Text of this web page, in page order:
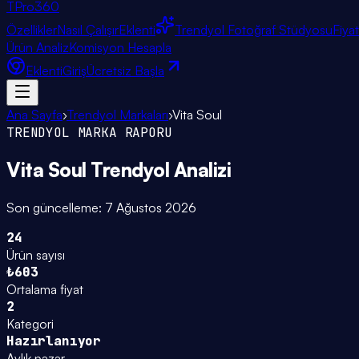
TPro360
ÖzelliklerNasıl ÇalışırEklenti Trendyol Fotoğraf Stüdyosu
Ürün AnalizKomisyon Hesapla
EklentiGirişÜcretsiz Başla
Ana Sayfa›Trendyol Markaları›Vita Soul
TRENDYOL MARKA RAPORU
Vita Soul Trendyol Analizi
Son güncelleme: 7 Ağustos 2026
24
Ürün sayısı
₺603
Ortalama fiyat
2
Kategori
Hazırlanıyor